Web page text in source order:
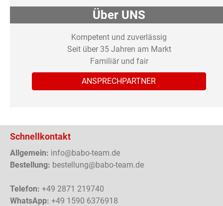
Über UNS
Kompetent und zuverlässig
Seit über 35 Jahren am Markt
Familiär und fair
ANSPRECHPARTNER
Schnellkontakt
Allgemein: info@babo-team.de
Bestellung: bestellung@babo-team.de
Telefon: +49 2871 219740
WhatsApp: +49 1590 6376918